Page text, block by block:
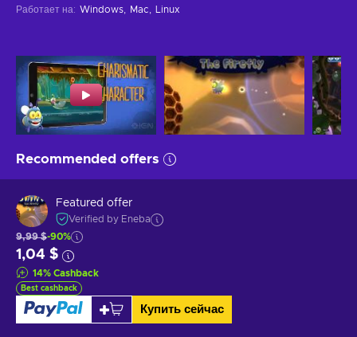
Работает на: Windows Mac Linux
Recommended offers
Featured offer
Verified by Eneba
9,99 $-90%
1,04 $
14% Cashback
Best cashback
Купить сейчас